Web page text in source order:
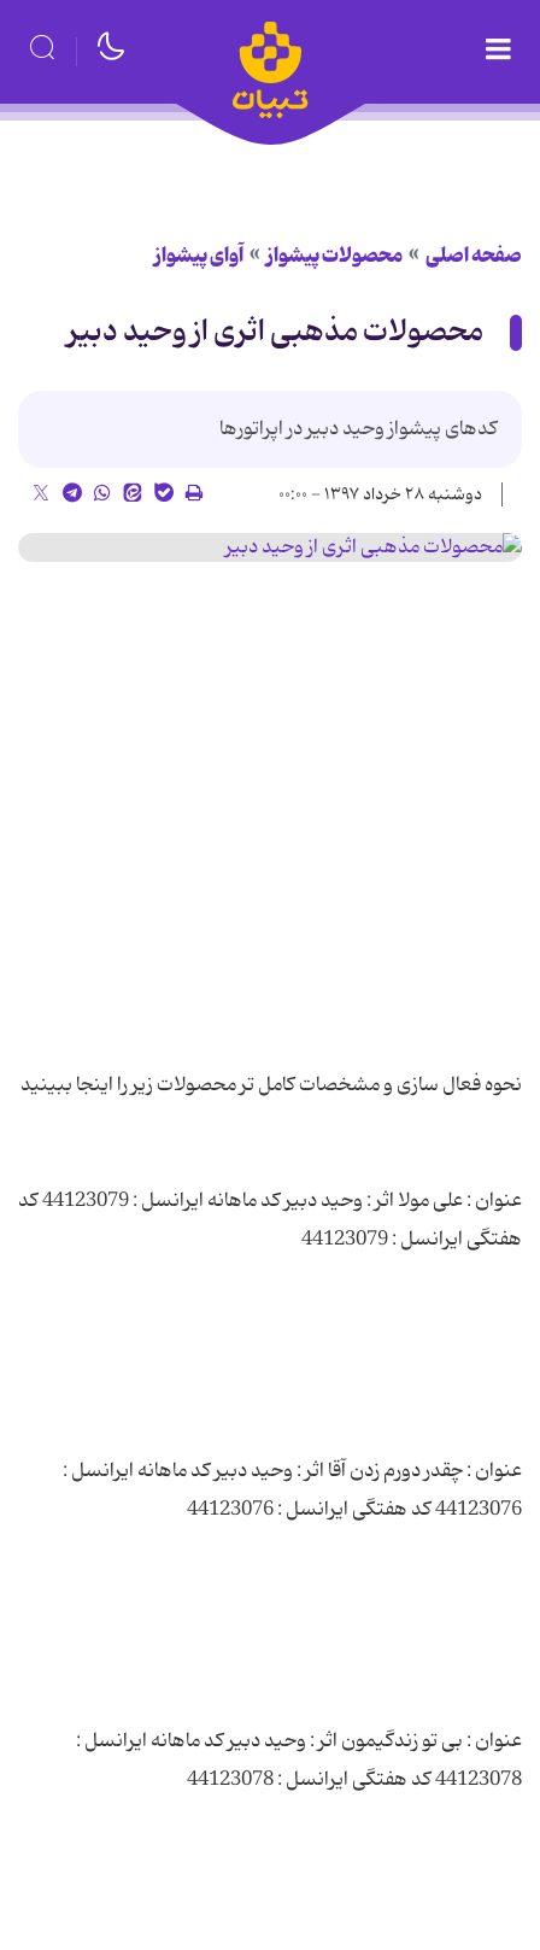
صفحه اصلی محصولات پیشواز آوای پیشواز
محصولات مذهبی اثری از وحید دبیر
کدهای پیشواز وحید دبیر در اپراتورها
دوشنبه ۲۸ خرداد ۱۳۹۷ - ۰۰:۰۰
عنوان : علی مولا اثر : وحید دبیر کد ماهانه ایرانسل : 44123079 کد
عنوان : چقدر دورم زدن آقا اثر : وحید دبیر کد ماهانه ایرانسل :
عنوان : بی تو زندگیمون اثر : وحید دبیر کد ماهانه ایرانسل :